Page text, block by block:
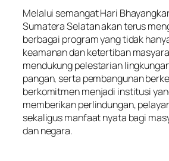
Melalui semangat Hari
Sumatera Selatan akan terus
berbagai program yang tidak
keamanan dan ketertiban
mendukung pelestarian
pangan, serta pembangunan
berkomitmen menjadi institusi
memberikan perlindungan,
sekaligus manfaat nyata bagi
dan negara.